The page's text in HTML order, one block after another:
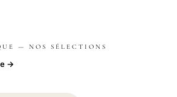
— NOS SÉLECTIONS
→